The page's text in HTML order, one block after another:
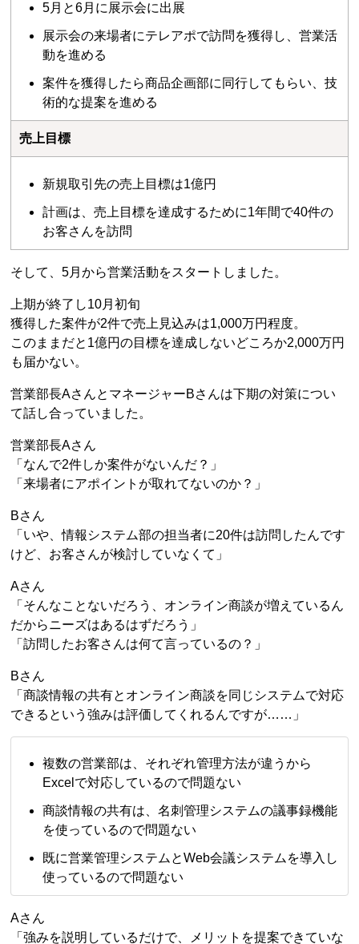
5月と6月に展示会に出展
展示会の来場者にテレアポで訪問を獲得し、営業活
動を進める
案件を獲得したら商品企画部に同行してもらい、技
術的な提案を進める
売上目標
新規取引先の売上目標は1億円
計画は、売上目標を達成するために1年間で40件の
お客さんを訪問
そして、5月から営業活動をスタートしました。
上期が終了し10月初旬
獲得した案件が2件で売上見込みは1,000万円程度。
このままだと1億円の目標を達成しないどころか2,000万円
も届かない。
営業部長AさんとマネージャーBさんは下期の対策につい
て話し合っていました。
営業部長Aさん
「なんで2件しか案件がないんだ？」
「来場者にアポイントが取れてないのか？」
Bさん
「いや、情報システム部の担当者に20件は訪問したんです
けど、お客さんが検討していなくて」
Aさん
「そんなことないだろう、オンライン商談が増えているん
だからニーズはあるはずだろう」
「訪問したお客さんは何て言っているの？」
Bさん
「商談情報の共有とオンライン商談を同じシステムで対応
できるという強みは評価してくれるんですが……」
複数の営業部は、それぞれ管理方法が違うから
Excelで対応しているので問題ない
商談情報の共有は、名刺管理システムの議事録機能
を使っているので問題ない
既に営業管理システムとWeb会議システムを導入し
使っているので問題ない
Aさん
「強みを説明しているだけで、メリットを提案できていな